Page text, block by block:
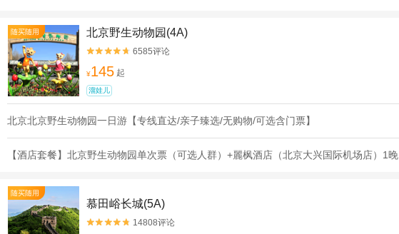
随买随用 北京野生动物园(4A)

 6585评论
¥145 起
溜娃儿
北京北京野生动物园一日游【专线直达/亲子臻选/无购物/可选含门票】
【酒店套餐】北京野生动物园单次票（可选人群）+麗枫酒店（北京大兴国际机场店）1晚
随买随用
慕田峪长城(5A)

 14808评论